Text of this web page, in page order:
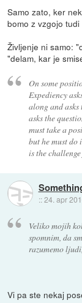
Samo zato, ker
bomo z vzgojo tudi
Življenje ni samo:
"delam, kar je
On some
Expediency
along and
asks the
must take a
but he must do
is the
::24. apr
Veliko mojih
spomnim, da
razumemo
Vi pa ste nekaj